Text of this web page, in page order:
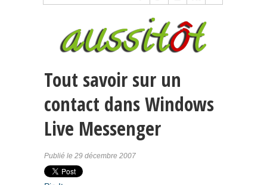
Tout savoir sur un
contact dans Windows
Live Messenger
Publié le 29 décembre 2007